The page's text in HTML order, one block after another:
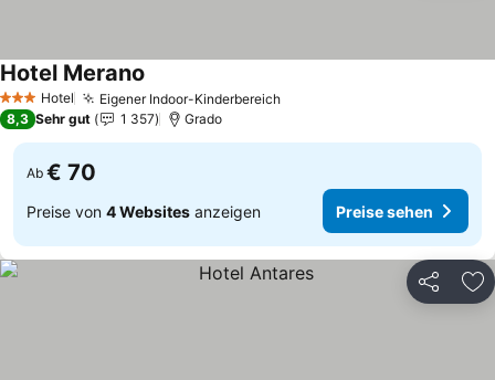
3 SterneHotel Eigener Indoor-Kinderbereich
Hotel Merano
8,3 Sehr gut 1 357 Grado
Ab € 70
Preise von 4 Websites anzeigen Preise sehen
Teilen